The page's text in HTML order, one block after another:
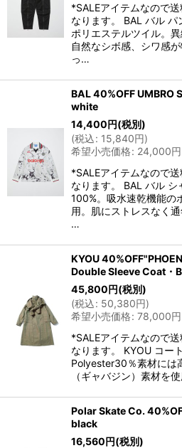
*SALEアイテムなので
なります。 BAL バル
ポリエステルツイル。
自然なシボ感、シワ感
っ…
BAL 40%OFF UMBRO
white
14,400円(税別)
(税込: 15,840円)
希望小売価格: 24,000円
*SALEアイテムなので
なります。 BAL バル
100%。吸水速乾機能の
用。肌にストレスなく
…
KYOU
Double Sleeve Coat・
45,800円(税別)
(税込: 50,380円)
希望小売価格: 78,000円
*SALEアイテムなので
なります。 KYOU コー
Polyester30％素材には
（ギャバジン）素材を
Polar Skate Co.
black
16,560円(税別)